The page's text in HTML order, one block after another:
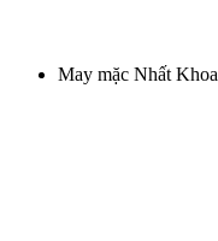
May mặc Nhất Khoa